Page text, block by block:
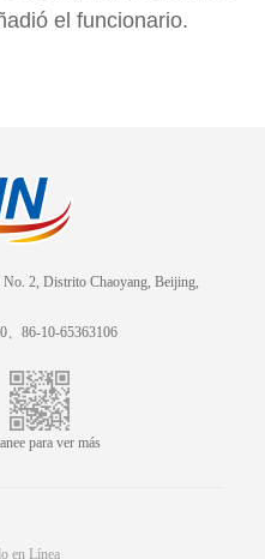
el funcionario.
2, Distrito Chaoyang, Beijing,
、86-10-65363106
para ver más
en Línea